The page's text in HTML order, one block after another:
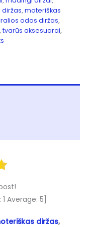
,moteriškas
odos diržas,
,tvarūs aksesuarai,
1 Average: 5]
diržas,